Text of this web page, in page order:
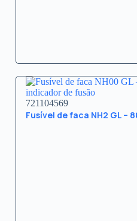
721104569
Fusível de faca NH2 GL –